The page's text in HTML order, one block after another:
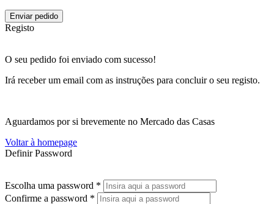
Enviar pedido
Registo
O seu pedido foi enviado com sucesso!
Irá receber um email com as instruções para concluir o seu registo.
Aguardamos por si brevemente no Mercado das Casas
Voltar à homepage
Definir Password
Escolha uma password *
Confirme a password *